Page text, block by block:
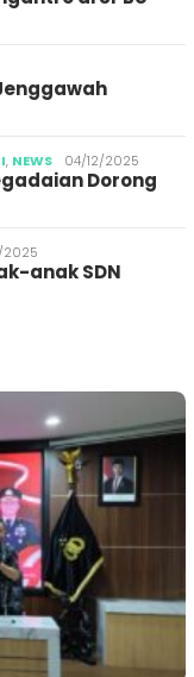
, NEWS 04/12/2025
Dorong
anak SDN